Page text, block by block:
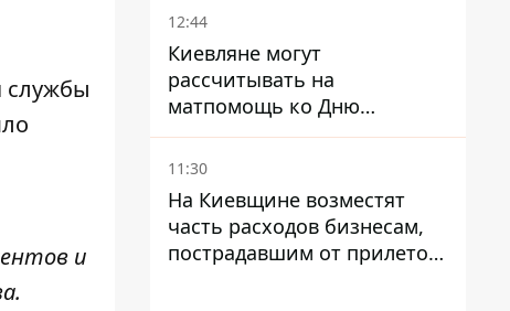
службы
и
12:44
Киевляне могут
рассчитывать на
матпомощь ко Дню
независимости - кому ее
дадут
11:30
На Киевщине возместят
часть расходов бизнесам,
пострадавшим от прилетов